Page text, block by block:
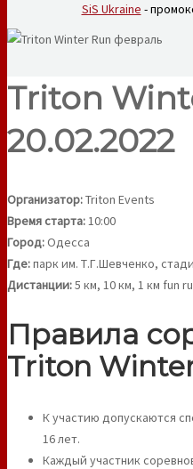
SiS Ukraine -
Triton
20.02.2022
Организатор:Triton Events
Время старта:10:00
Город:Одесса
Где:парк им. Т.Г.Шевченко,
Дистанции:5 км, 10 км, 1 км fun
Правила
Triton
К участию допускаются
16 лет.
Каждый участник